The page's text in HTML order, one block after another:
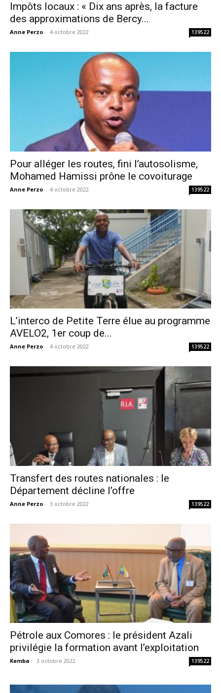
Impôts locaux : « Dix ans après, la facture
des approximations de Bercy...
Anne Perzo - 4 octobre 2022 139522
Pour alléger les routes, fini l’autosolisme,
Mohamed Hamissi prône le covoiturage
Anne Perzo - 4 octobre 2022 139522
L’interco de Petite Terre élue au programme
AVELO2, 1er coup de...
Anne Perzo - 4 octobre 2022 139522
Transfert des routes nationales : le
Département décline l’offre
Anne Perzo - 3 octobre 2022 139522
Pétrole aux Comores : le président Azali
privilégie la formation avant l’exploitation
Kemba - 3 octobre 2022 139522